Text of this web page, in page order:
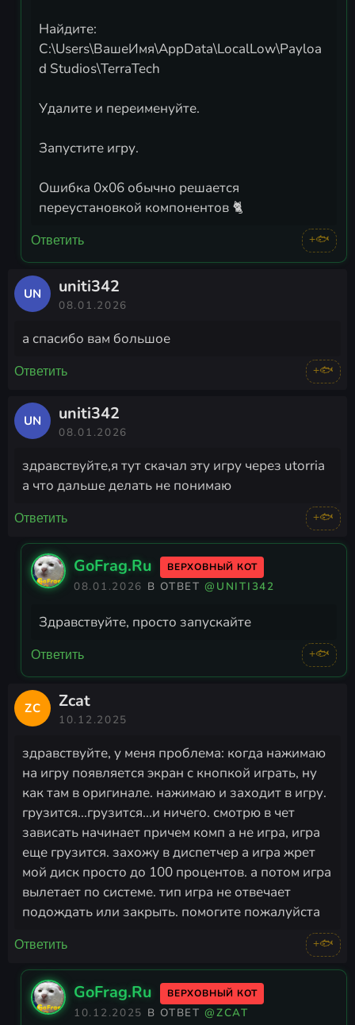
Найдите:
C:\Users\ВашеИмя\AppData\LocalLow\Payloa
d Studios\TerraTech
Удалите и переименуйте.
Запустите игру.
Ошибка 0x06 обычно решается
переустановкой компонентов 🐈
Ответить +🐟
UN uniti342
08.01.2026
а спасибо вам большое
Ответить +🐟
UN uniti342
08.01.2026
здравствуйте,я тут скачал эту игру через utorria
а что дальше делать не понимаю
Ответить +🐟
GoFrag.Ru ВЕРХОВНЫЙ КОТ
08.01.2026 В ОТВЕТ@UNITI342
Здравствуйте, просто запускайте
Ответить +🐟
ZC Zcat
10.12.2025
здравствуйте, у меня проблема: когда нажимаю
на игру появляется экран с кнопкой играть, ну
как там в оригинале. нажимаю и заходит в игру.
грузится...грузится...и ничего. смотрю в чет
зависать начинает причем комп а не игра, игра
еще грузится. захожу в диспетчер а игра жрет
мой диск просто до 100 процентов. а потом игра
вылетает по системе. тип игра не отвечает
подождать или закрыть. помогите пожалуйста
Ответить +🐟
GoFrag.Ru ВЕРХОВНЫЙ КОТ
10.12.2025 В ОТВЕТ@ZCAT